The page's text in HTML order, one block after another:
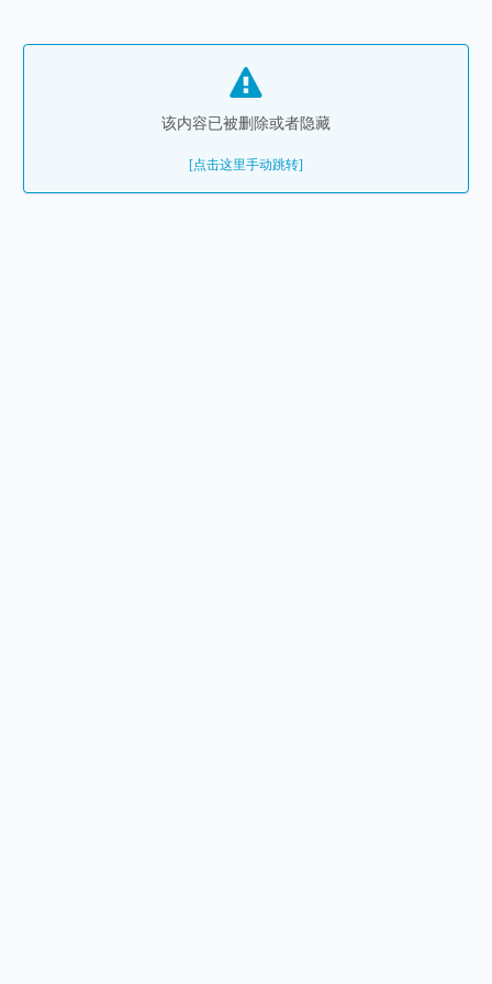
该内容已被删除或者隐藏
[点击这里手动跳转]